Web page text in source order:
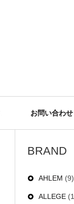
お問い合わせ
BRAND
AHLEM (9)
ALLEGE